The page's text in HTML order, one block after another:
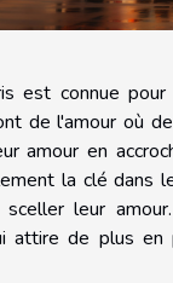
est connue pour
de l'amour où
amour en
la clé dans
leur
attire de plus en